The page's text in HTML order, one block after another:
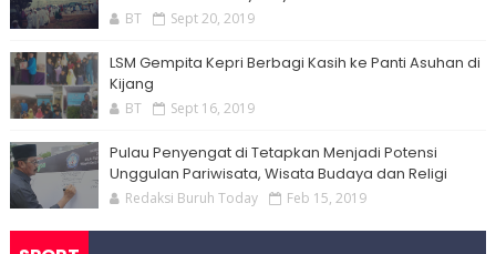
BT Sept 20, 2019
LSM Gempita Kepri Berbagi Kasih ke Panti Asuhan di
Kijang
BT Sept 16, 2019
Pulau Penyengat di Tetapkan Menjadi Potensi
Unggulan Pariwisata, Wisata Budaya dan Religi
Redaksi Buruh Today Feb 15, 2019